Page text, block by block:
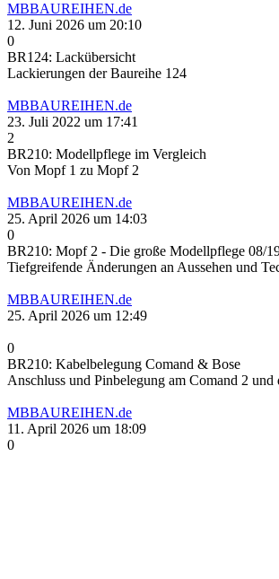
MBBAUREIHEN.de
12. Juni 2026 um 20:10
0
BR124: Lackübersicht
Lackierungen der Baureihe 124
MBBAUREIHEN.de
23. Juli 2022 um 17:41
2
BR210: Modellpflege im Vergleich
Von Mopf 1 zu Mopf 2
MBBAUREIHEN.de
25. April 2026 um 14:03
0
BR210: Mopf 2 - Die große Modellpflege 08/
Tiefgreifende Änderungen an Aussehen und
MBBAUREIHEN.de
25. April 2026 um 12:49
0
BR210: Kabelbelegung Comand & Bose
Anschluss und Pinbelegung am Comand 2 und
MBBAUREIHEN.de
11. April 2026 um 18:09
0